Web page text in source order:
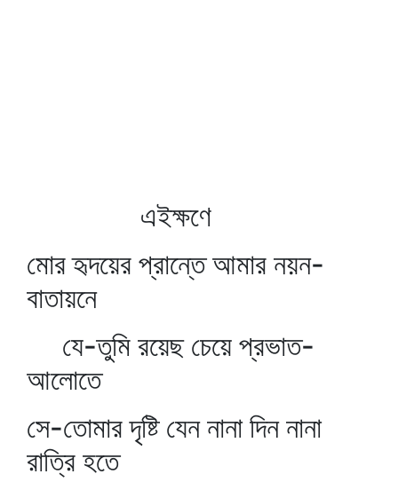
এইক্ষণে
মোর হৃদয়ের প্রান্তে আমার নয়ন-
বাতায়নে
যে-তুমি রয়েছ চেয়ে প্রভাত-
আলোতে
সে-তোমার দৃষ্টি যেন নানা দিন নানা
রাত্রি হতে